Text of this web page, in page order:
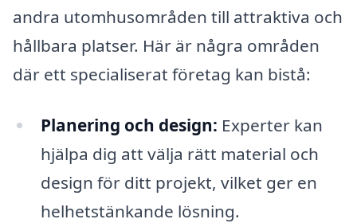
andra utomhusområden till attraktiva och
hållbara platser. Här är några områden
där ett specialiserat företag kan bistå:
Planering och design: Experter kan
hjälpa dig att välja rätt material och
design för ditt projekt, vilket ger en
helhetstänkande lösning.